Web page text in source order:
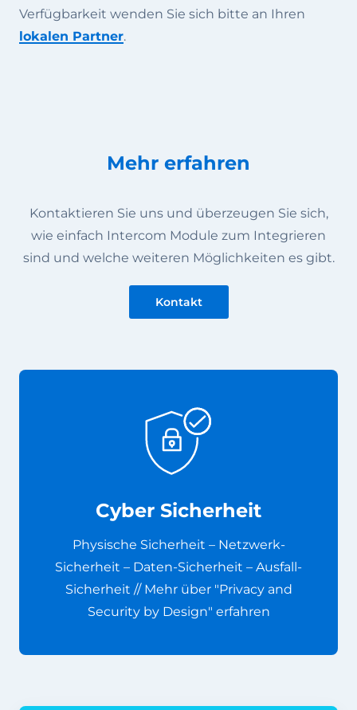
Verfügbarkeit wenden Sie sich bitte an Ihren
lokalen Partner.
Mehr erfahren
Kontaktieren Sie uns und überzeugen Sie sich,
wie einfach Intercom Module zum Integrieren
sind und welche weiteren Möglichkeiten es gibt.
Kontakt
Cyber Sicherheit
Physische Sicherheit – Netzwerk-
Sicherheit – Daten-Sicherheit – Ausfall-
Sicherheit // Mehr über "Privacy and
Security by Design" erfahren